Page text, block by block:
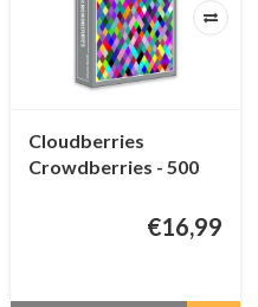
Cloudberries
Crowdberries - 500
€16,99